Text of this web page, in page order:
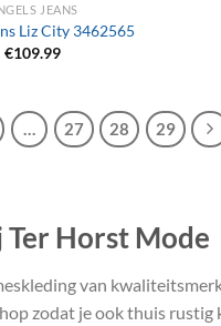
JEANS
Liz City 3462565
€109.99
27 28 29
Horst Mode
van
zodat je ook thuis